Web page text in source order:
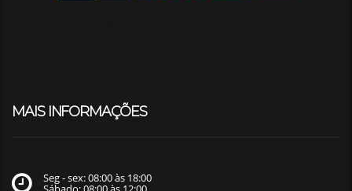
MAIS INFORMAÇÕES
Seg - sex: 08:00 às 18:00